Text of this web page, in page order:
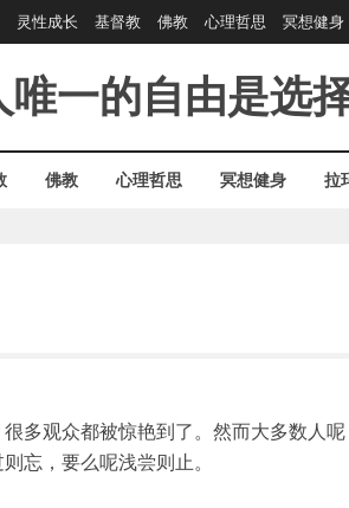
灵性成长 基督教 佛教 心理哲思 冥想健身
唯一的自由是选
佛教 心理哲思 冥想健身 拉
多观众都被惊艳到了。然而大多数人
忘，要么呢浅尝则止。